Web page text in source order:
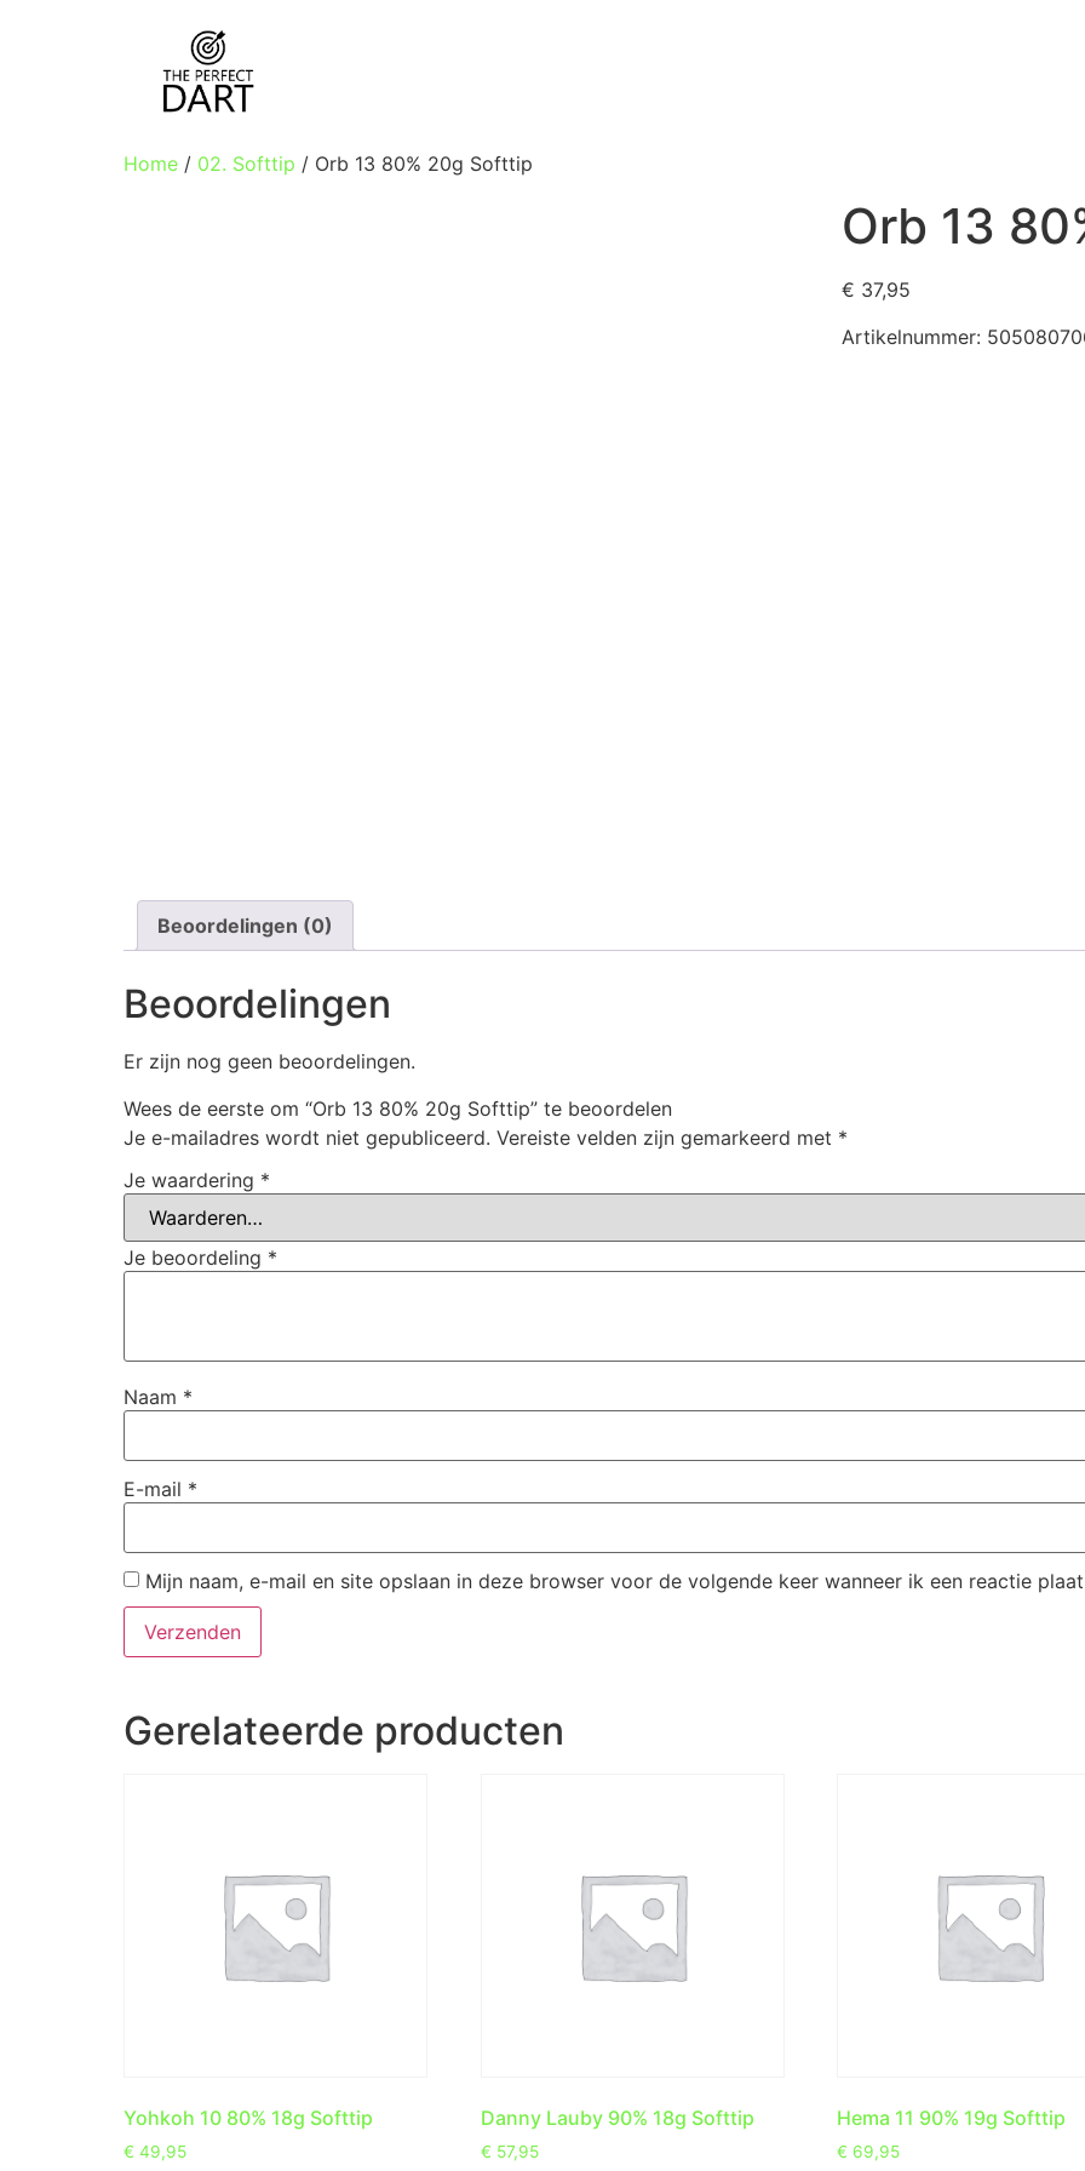
Home / 02. Softtip / Orb 13 80% 20g Softtip
Orb 13
€ 37,95
Artikelnummer:
Beoordelingen (0)
Beoordelingen
Er zijn nog geen beoordelingen.
Wees de eerste om “Orb 13 80% 20g Softtip” te beoordelen
Je e-mailadres wordt niet gepubliceerd. Vereiste velden zijn gemarkeerd met *
Je waardering *
Je beoordeling *
Naam *
E-mail *
Mijn naam, e-mail en site opslaan in deze browser voor de volgende keer wanneer ik een reactie
Gerelateerde producten
Yohkoh 10 80% 18g Softtip
€ 49,95
Danny Lauby 90% 18g Softtip
€ 57,95
Hema 11 90% 19g Softtip
€ 69,95